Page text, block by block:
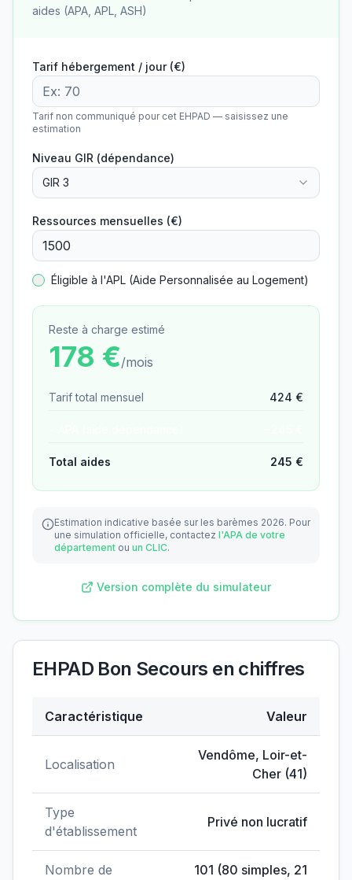
aides (APA, APL, ASH)
Tarif hébergement / jour (€)
Tarif non communiqué pour cet EHPAD — saisissez une
estimation
Niveau GIR (dépendance)
GIR 3
Ressources mensuelles (€)
Éligible à l'APL (Aide Personnalisée au Logement)
Reste à charge estimé
178 €/mois
Tarif total mensuel 424 €
Total aides 245 €
Estimation indicative basée sur les barèmes 2026. Pour
une simulation officielle, contactez l'APA de votre
département ou un CLIC.
Version complète du simulateur
EHPAD Bon Secours en chiffres
Caractéristique Valeur
Localisation
Vendôme, Loir-et-
Cher (41)
Type
d'établissement
Privé non lucratif
Nombre de
101 (80 simples, 21